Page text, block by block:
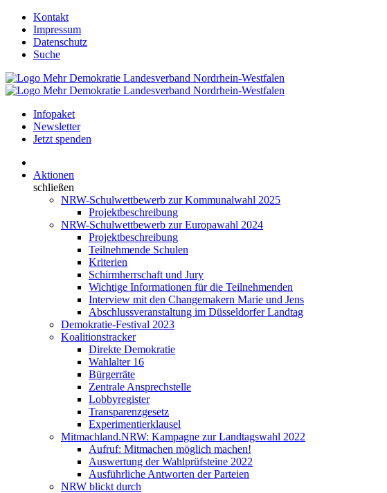
Kontakt
Impressum
Datenschutz
Suche
Infopaket
Newsletter
Jetzt spenden
Aktionen
schließen
NRW-Schulwettbewerb zur Kommunalwahl 2025
Projektbeschreibung
NRW-Schulwettbewerb zur Europawahl 2024
Projektbeschreibung
Teilnehmende Schulen
Kriterien
Schirmherrschaft und Jury
Wichtige Informationen für die Teilnehmenden
Interview mit den Changemakern Marie und Jens
Abschlussveranstaltung im Düsseldorfer Landtag
Demokratie-Festival 2023
Koalitionstracker
Direkte Demokratie
Wahlalter 16
Bürgerräte
Zentrale Ansprechstelle
Lobbyregister
Transparenzgesetz
Experimentierklausel
Mitmachland.NRW: Kampagne zur Landtagswahl 2022
Aufruf: Mitmachen möglich machen!
Auswertung der Wahlprüfsteine 2022
Ausführliche Antworten der Parteien
NRW blickt durch